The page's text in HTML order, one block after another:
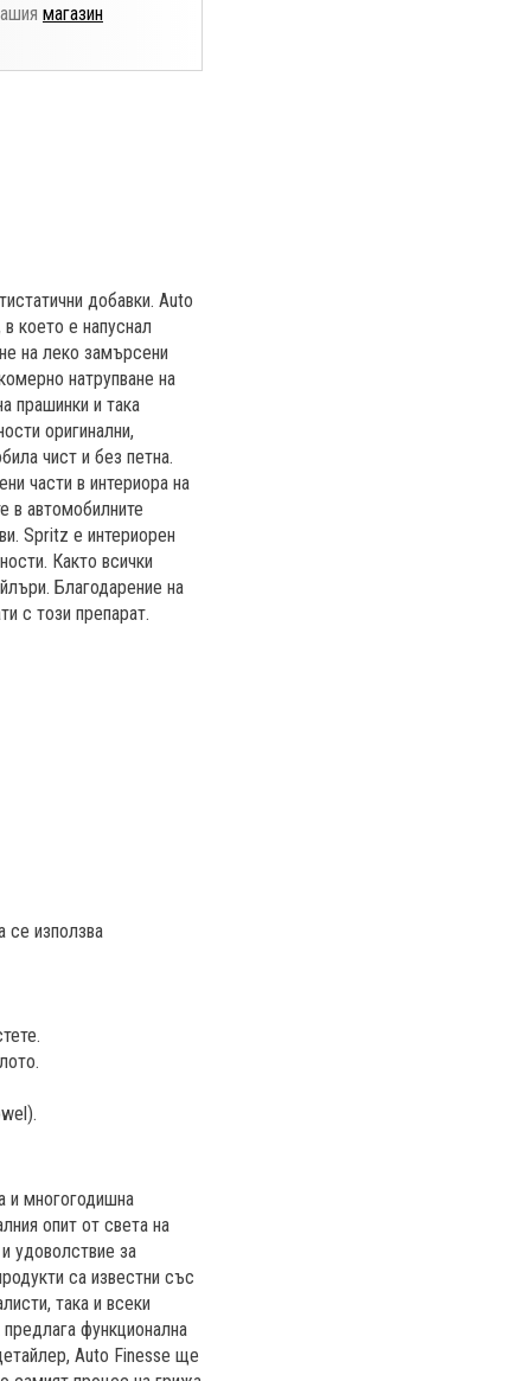
магазин
добавки. Auto
което е напуснал
на леко замърсени
натрупване на
прашинки и така
оригинални,
чист и без петна.
части в интериора на
в автомобилните
Spritz е интериорен
Както всички
Благодарение на
с този препарат.
се използва
и многогодишна
опит от света на
удоволствие за
са известни със
така и всеки
функционална
Auto Finesse ще